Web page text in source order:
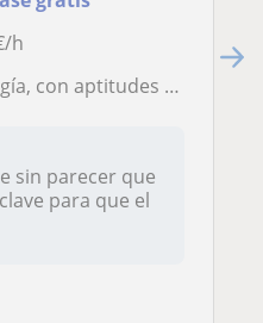
h
profesional. Capacitado para dar clases de refuerzo en cualquier asignatura por debajo de 4º de la eso.
sin parecer que
para que el